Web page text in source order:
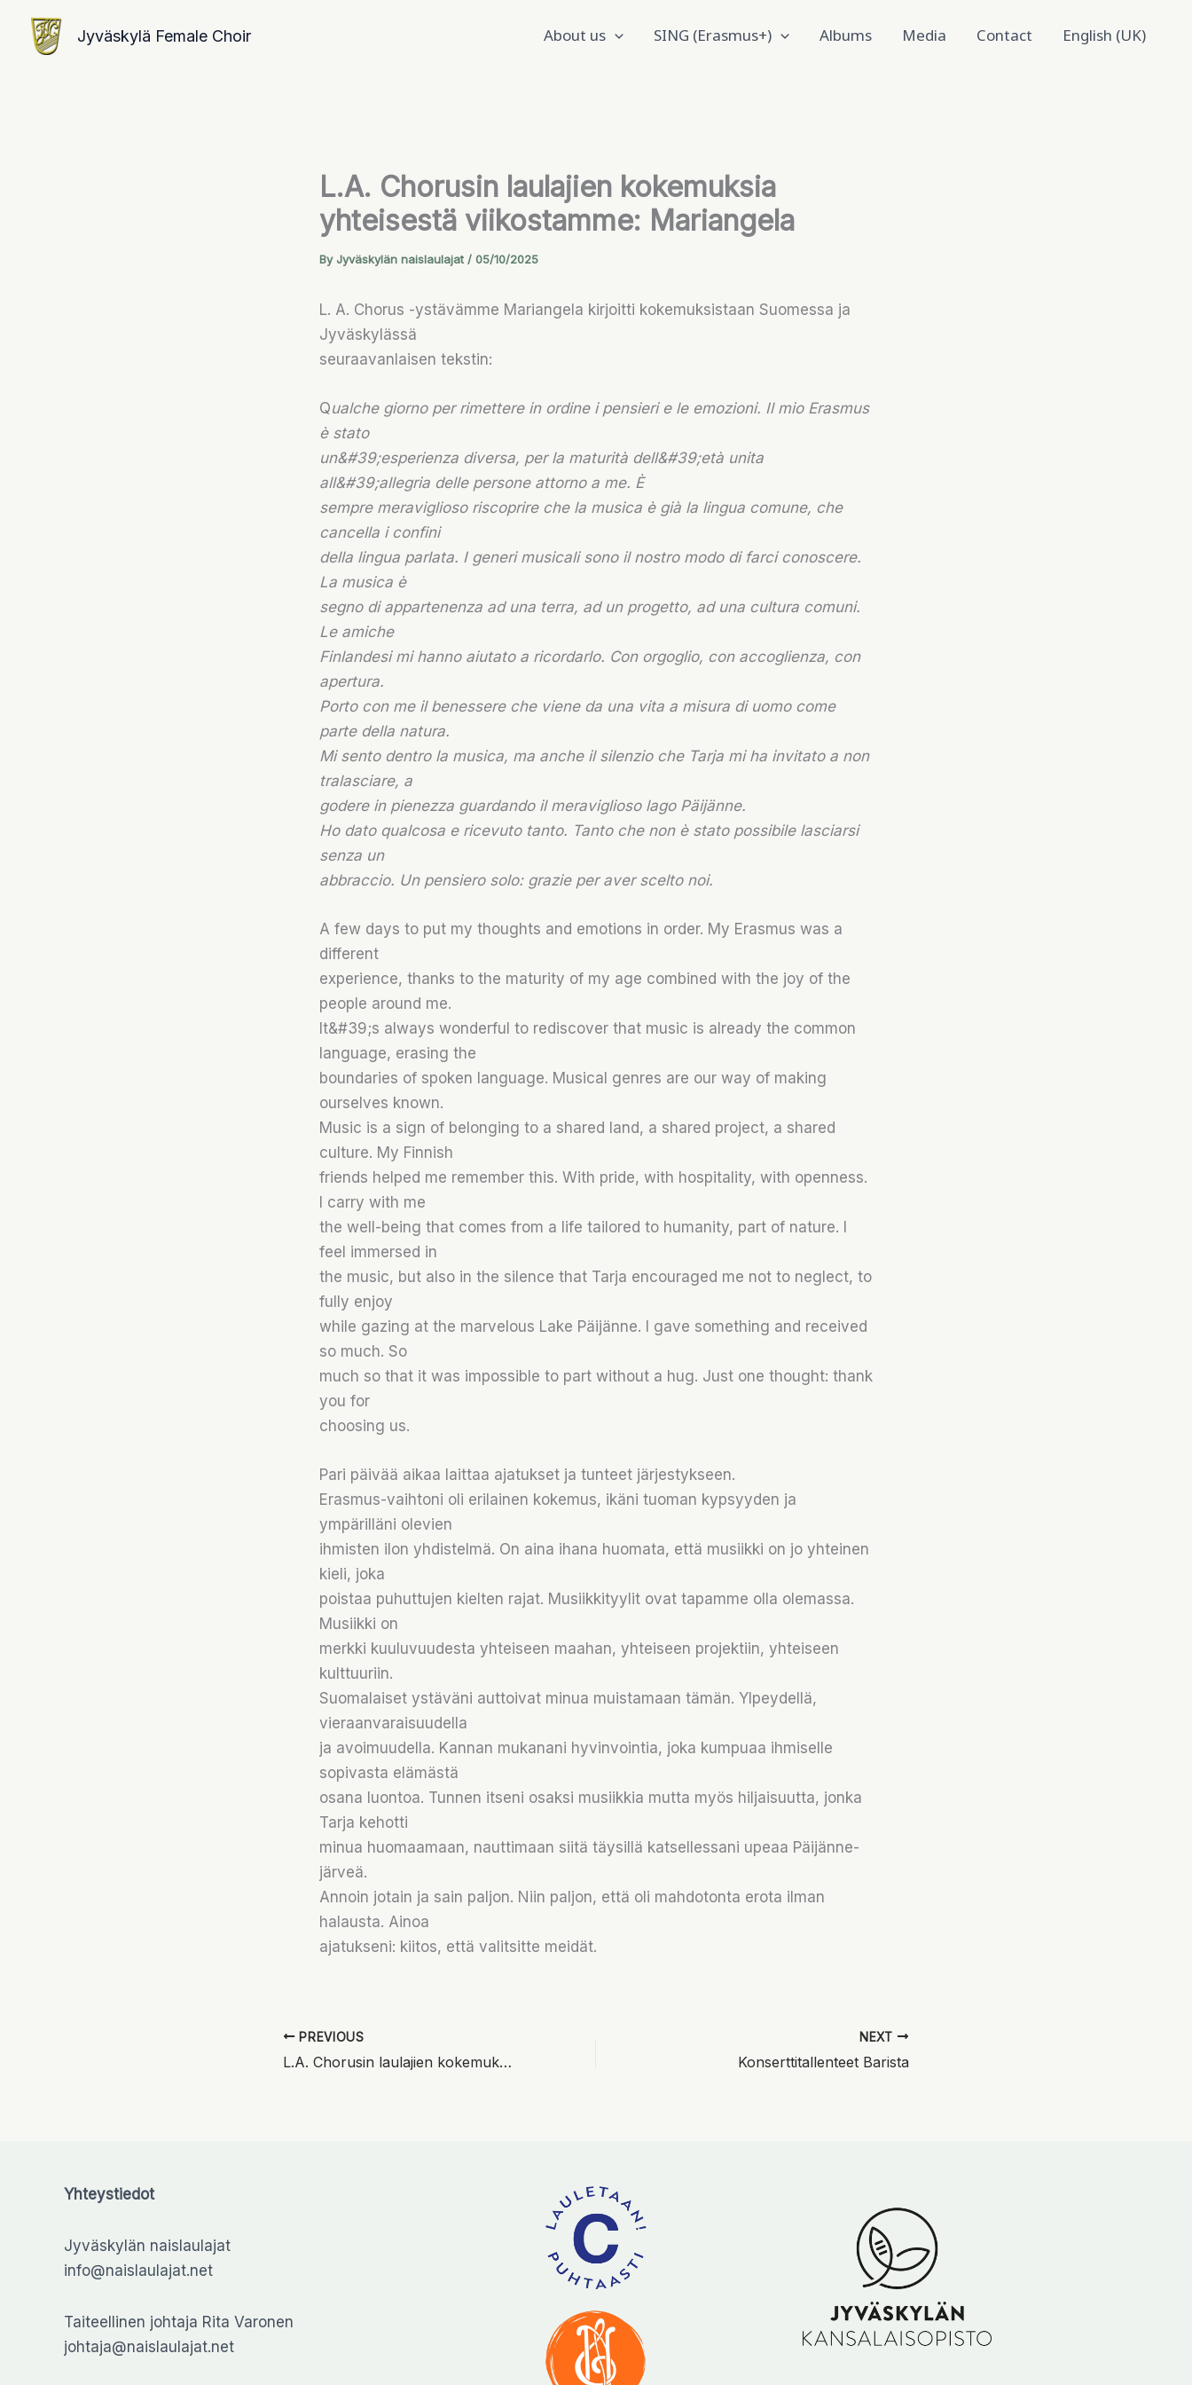
Jyväskylä Female Choir About us SING (Erasmus+) Albums Media Contact English (UK)
L.A. Chorusin laulajien kokemuksia
yhteisestä viikostamme: Mariangela
By Jyväskylän naislaulajat / 05/10/2025
L. A. Chorus -ystävämme Mariangela kirjoitti kokemuksistaan Suomessa ja
Jyväskylässä
seuraavanlaisen tekstin:
Qualche giorno per rimettere in ordine i pensieri e le emozioni. Il mio Erasmus
è stato
un&#39;esperienza diversa, per la maturità dell&#39;età unita
all&#39;allegria delle persone attorno a me. È
sempre meraviglioso riscoprire che la musica è già la lingua comune, che
cancella i confini
della lingua parlata. I generi musicali sono il nostro modo di farci conoscere.
La musica è
segno di appartenenza ad una terra, ad un progetto, ad una cultura comuni.
Le amiche
Finlandesi mi hanno aiutato a ricordarlo. Con orgoglio, con accoglienza, con
apertura.
Porto con me il benessere che viene da una vita a misura di uomo come
parte della natura.
Mi sento dentro la musica, ma anche il silenzio che Tarja mi ha invitato a non
tralasciare, a
godere in pienezza guardando il meraviglioso lago Päijänne.
Ho dato qualcosa e ricevuto tanto. Tanto che non è stato possibile lasciarsi
senza un
abbraccio. Un pensiero solo: grazie per aver scelto noi.
A few days to put my thoughts and emotions in order. My Erasmus was a
different
experience, thanks to the maturity of my age combined with the joy of the
people around me.
It&#39;s always wonderful to rediscover that music is already the common
language, erasing the
boundaries of spoken language. Musical genres are our way of making
ourselves known.
Music is a sign of belonging to a shared land, a shared project, a shared
culture. My Finnish
friends helped me remember this. With pride, with hospitality, with openness.
I carry with me
the well-being that comes from a life tailored to humanity, part of nature. I
feel immersed in
the music, but also in the silence that Tarja encouraged me not to neglect, to
fully enjoy
while gazing at the marvelous Lake Päijänne. I gave something and received
so much. So
much so that it was impossible to part without a hug. Just one thought: thank
you for
choosing us.
Pari päivää aikaa laittaa ajatukset ja tunteet järjestykseen.
Erasmus-vaihtoni oli erilainen kokemus, ikäni tuoman kypsyyden ja
ympärilläni olevien
ihmisten ilon yhdistelmä. On aina ihana huomata, että musiikki on jo yhteinen
kieli, joka
poistaa puhuttujen kielten rajat. Musiikkityylit ovat tapamme olla olemassa.
Musiikki on
merkki kuuluvuudesta yhteiseen maahan, yhteiseen projektiin, yhteiseen
kulttuuriin.
Suomalaiset ystäväni auttoivat minua muistamaan tämän. Ylpeydellä,
vieraanvaraisuudella
ja avoimuudella. Kannan mukanani hyvinvointia, joka kumpuaa ihmiselle
sopivasta elämästä
osana luontoa. Tunnen itseni osaksi musiikkia mutta myös hiljaisuutta, jonka
Tarja kehotti
minua huomaamaan, nauttimaan siitä täysillä katsellessani upeaa Päijänne-
järveä.
Annoin jotain ja sain paljon. Niin paljon, että oli mahdotonta erota ilman
halausta. Ainoa
ajatukseni: kiitos, että valitsitte meidät.
PREVIOUS
L.A. Chorusin laulajien kokemuksia yhteisestä viikostamme: Elena
NEXT
Konserttitallenteet Barista
Yhteystiedot
Jyväskylän naislaulajat
info@naislaulajat.net
Taiteellinen johtaja Rita Varonen
johtaja@naislaulajat.net